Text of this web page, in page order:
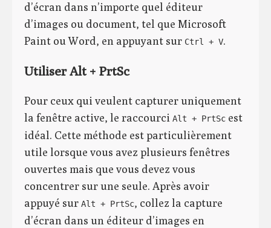
d’écran dans n’importe quel éditeur
d’images ou document, tel que Microsoft
Paint ou Word, en appuyant sur Ctrl + V.
Utiliser Alt + PrtSc
Pour ceux qui veulent capturer uniquement
la fenêtre active, le raccourci Alt + PrtSc est
idéal. Cette méthode est particulièrement
utile lorsque vous avez plusieurs fenêtres
ouvertes mais que vous devez vous
concentrer sur une seule. Après avoir
appuyé sur Alt + PrtSc, collez la capture
d’écran dans un éditeur d’images en